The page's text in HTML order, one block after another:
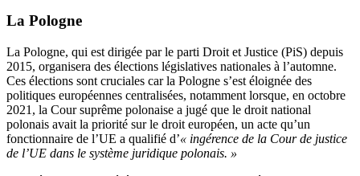
La Pologne
La Pologne, qui est dirigée par le parti Droit et Justice (PiS) depuis
2015, organisera des élections législatives nationales à l’automne.
Ces élections sont cruciales car la Pologne s’est éloignée des
politiques européennes centralisées, notamment lorsque, en octobre
2021, la Cour suprême polonaise a jugé que le droit national
polonais avait la priorité sur le droit européen, un acte qu’un
fonctionnaire de l’UE a qualifié d’« ingérence de la Cour de justice
de l’UE dans le système juridique polonais. »